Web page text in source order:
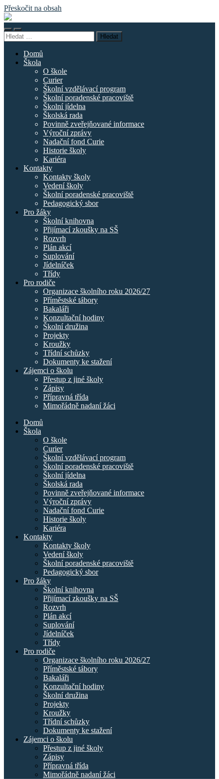
Přeskočit na obsah
Základní
škola
náměstí
Curieových
Přepnout
mobilní
Přepnout
vyhledávací
Vyhledávání
Domů
Škola
O škole
Curier
Školní vzdělávací program
Školní poradenské pracoviště
Školní jídelna
Školská rada
Povinně zveřejňované informace
Výroční zprávy
Nadační fond Curie
Historie školy
Kariéra
Kontakty
Kontakty školy
Vedení školy
Školní poradenské pracoviště
Pedagogický sbor
Pro žáky
Školní knihovna
Přijímací zkoušky na SŠ
Rozvrh
Plán akcí
Suplování
Jídelníček
Třídy
Pro rodiče
Organizace školního roku 2026/27
Příměstské tábory
Bakaláři
Konzultační hodiny
Školní družina
Projekty
Kroužky
Třídní schůzky
Dokumenty ke stažení
Zájemci o školu
Přestup z jiné školy
Zápisy
Přípravná třída
Mimořádně nadaní žáci
Domů
Škola
O škole
Curier
Školní vzdělávací program
Školní poradenské pracoviště
Školní jídelna
Školská rada
Povinně zveřejňované informace
Výroční zprávy
Nadační fond Curie
Historie školy
Kariéra
Kontakty
Kontakty školy
Vedení školy
Školní poradenské pracoviště
Pedagogický sbor
Pro žáky
Školní knihovna
Přijímací zkoušky na SŠ
Rozvrh
Plán akcí
Suplování
Jídelníček
Třídy
Pro rodiče
Organizace školního roku 2026/27
Příměstské tábory
Bakaláři
Konzultační hodiny
Školní družina
Projekty
Kroužky
Třídní schůzky
Dokumenty ke stažení
Zájemci o školu
Přestup z jiné školy
Zápisy
Přípravná třída
Mimořádně nadaní žáci